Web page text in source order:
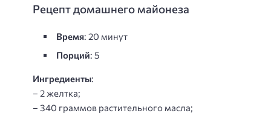
Рецепт домашнего майонеза
Время: 20 минут
Порций: 5
Ингредиенты:
– 2 желтка;
– 340 граммов растительного масла;